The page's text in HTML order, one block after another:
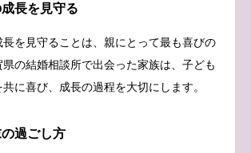
長を見守る
を見守ることは、親にとって最も喜びの
の結婚相談所で出会った家族は、子ども
に喜び、成長の過程を大切にします。
過ごし方